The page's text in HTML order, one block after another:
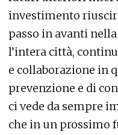
investimento
passo in avanti
l’intera città,
e collaborazione in
prevenzione e di
ci vede da sempre
che in un prossimo